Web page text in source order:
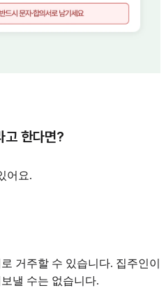
고 한다면?
어요.
거주할 수 있습니다. 집주인이
낼 수는 없습니다.